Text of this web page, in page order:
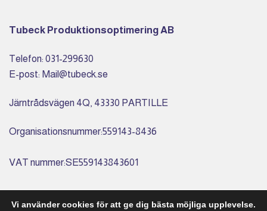
Tubeck Produktionsoptimering AB
Telefon: 031-299630
E-post: Mail@tubeck.se
Järntrådsvägen 4Q, 43330 PARTILLE
Organisationsnummer:559143-8436
VAT nummer:SE559143843601
Bankgiro: 492-2191
Vi använder cookies för att ge dig bästa möjliga upplevelse.